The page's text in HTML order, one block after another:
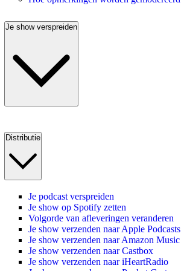
Je show verspreiden
Distributie
Je podcast verspreiden
Je show op Spotify zetten
Volgorde van afleveringen veranderen
Je show verzenden naar Apple Podcasts
Je show verzenden naar Amazon Music
Je show verzenden naar Castbox
Je show verzenden naar iHeartRadio